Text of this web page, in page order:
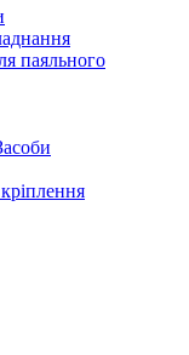
паяльного